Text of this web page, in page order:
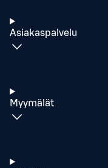
Asiakaspalvelu
Myymälät